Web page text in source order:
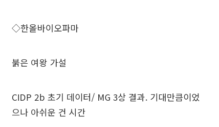
◇한올바이오파마
붉은 여왕 가설
CIDP 2b 초기 데이터/ MG 3상 결과. 기대만큼이었
으나 아쉬운 건 시간